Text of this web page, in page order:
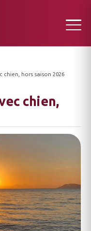
chien, hors saison 2026
chien,